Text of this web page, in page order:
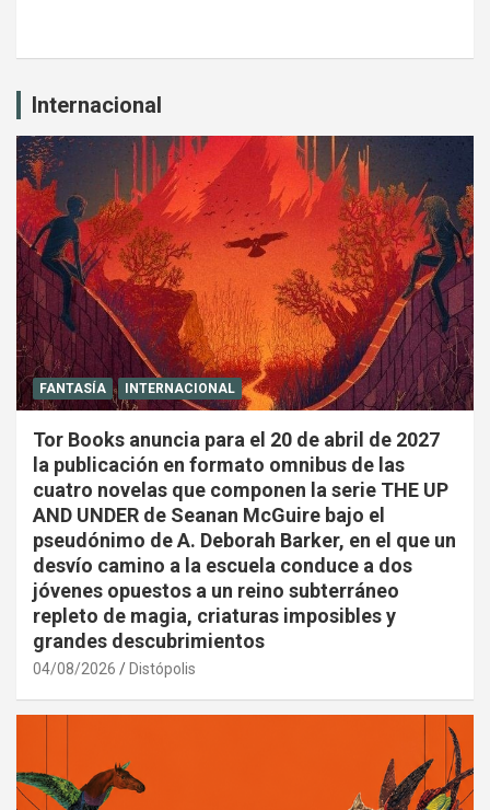
Internacional
FANTASÍA INTERNACIONAL
Tor Books anuncia para el 20 de abril de 2027
la publicación en formato omnibus de las
cuatro novelas que componen la serie THE UP
AND UNDER de Seanan McGuire bajo el
pseudónimo de A. Deborah Barker, en el que un
desvío camino a la escuela conduce a dos
jóvenes opuestos a un reino subterráneo
repleto de magia, criaturas imposibles y
grandes descubrimientos
04/08/2026 Distópolis